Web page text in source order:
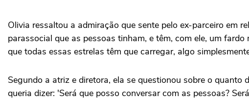
Olivia ressaltou a admiração que sente pelo ex-parceiro em
parassocial que as pessoas tinham, e têm, com ele, um
que todas essas estrelas têm que carregar, algo
Segundo a atriz e diretora, ela se questionou sobre o
queria dizer: 'Será que posso conversar com as pessoas?